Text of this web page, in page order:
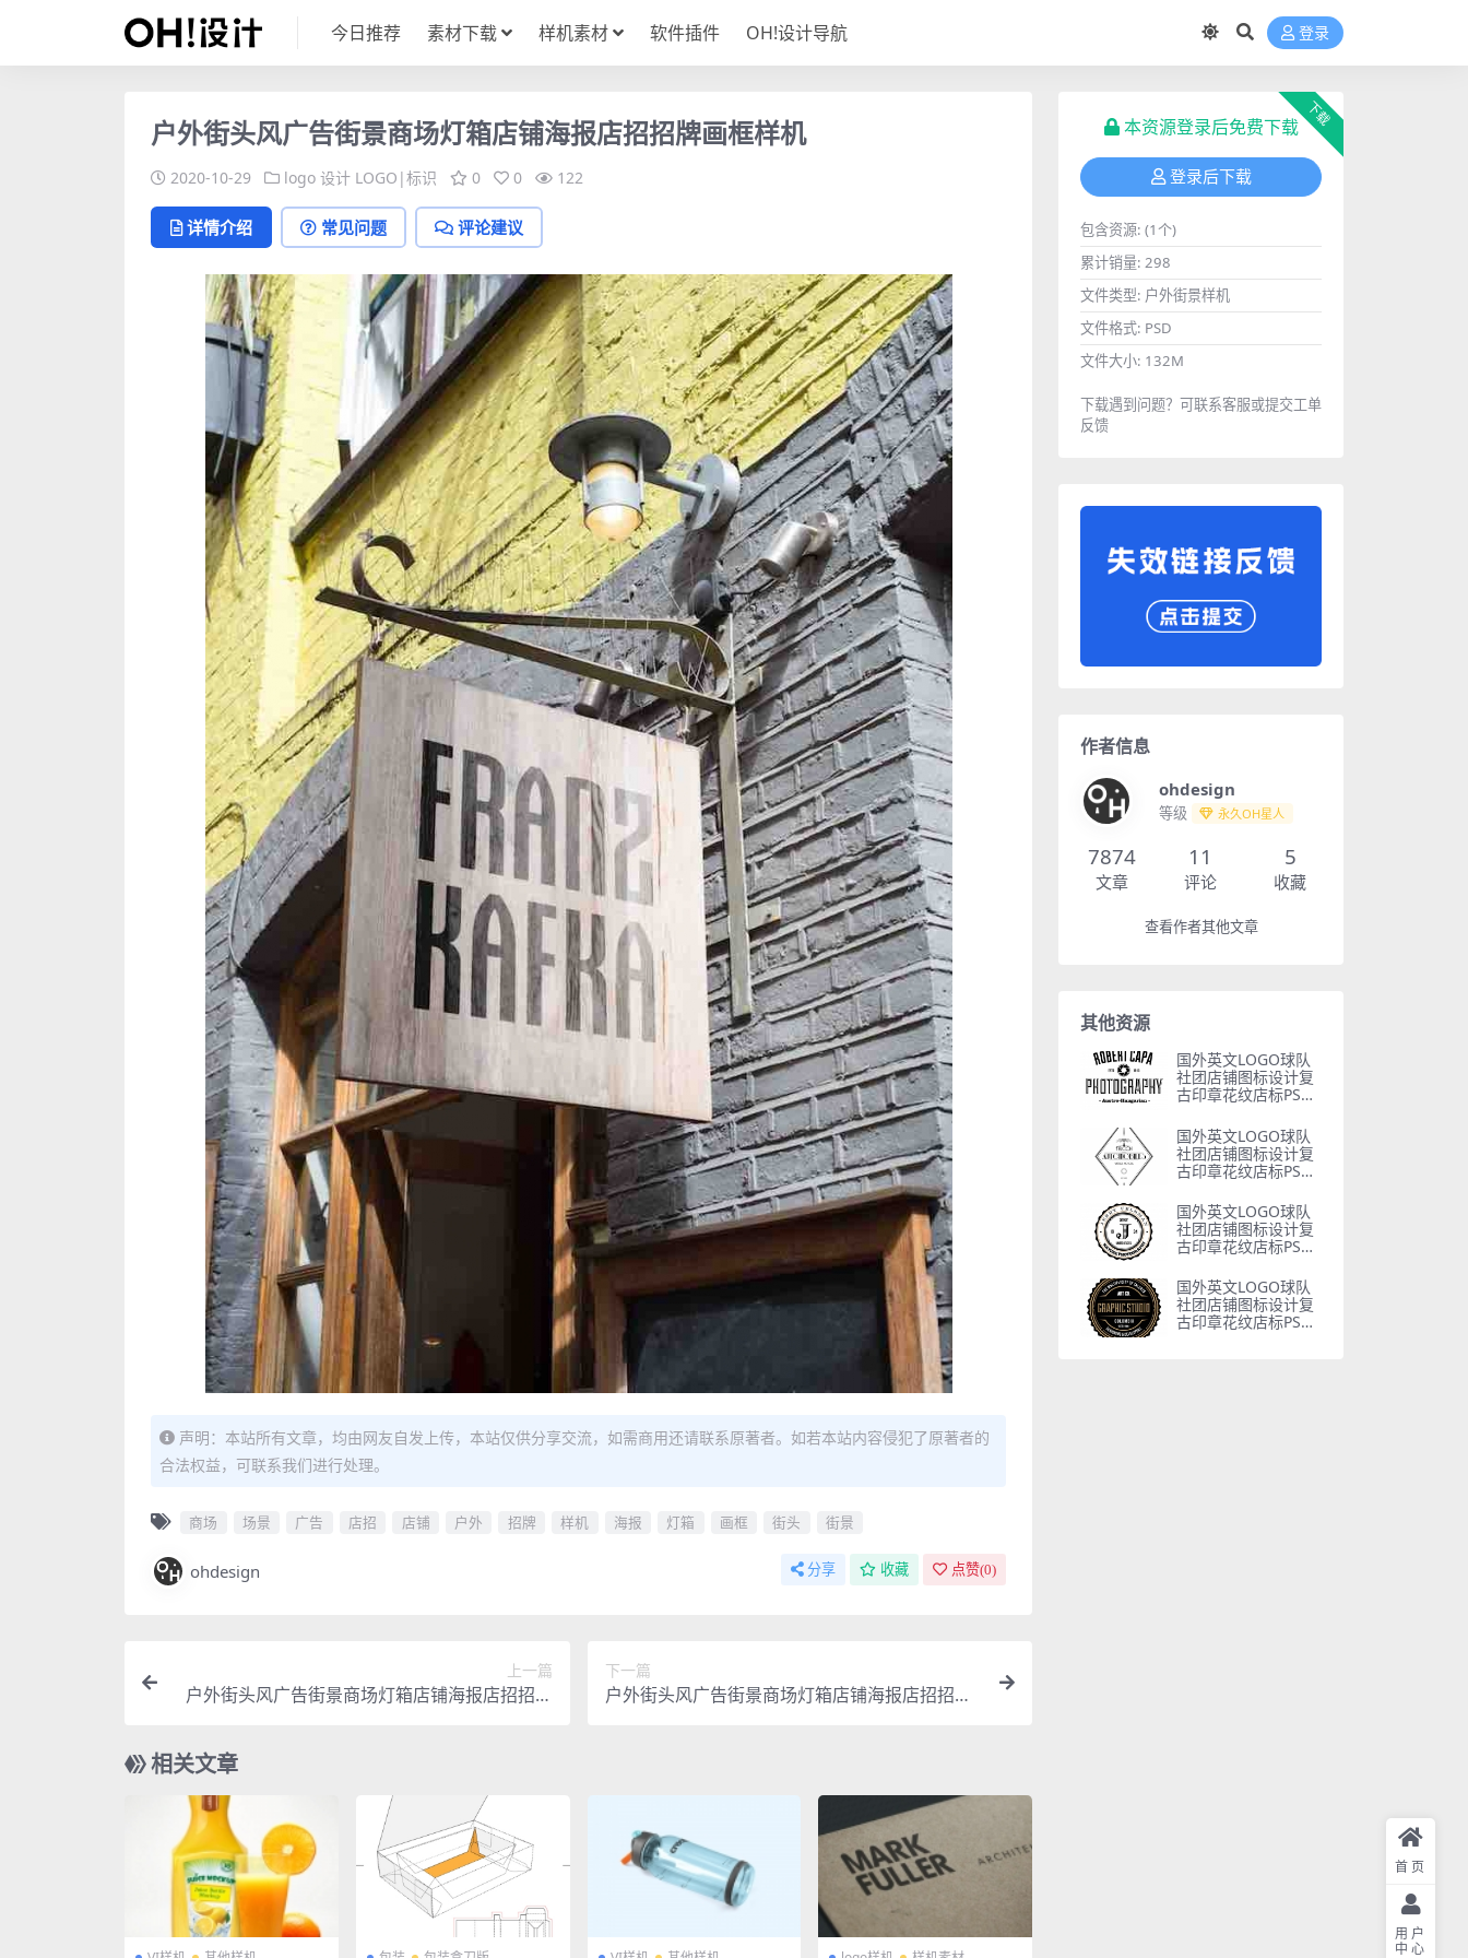
今日推荐 素材下载 样机素材 软件插件 OH!设计导航 登录
户外街头风广告街景商场灯箱店铺海报店招招牌画框样机
2020-10-29 logo 设计 LOGO|标识 0 0 122
详情介绍 常见问题 评论建议
声明：本站所有文章，均由网友自发上传，本站仅供分享交流，如需商用还请联系原著者。如若本站内容侵犯了原著者的
合法权益，可联系我们进行处理。
商场 场景 广告 店招 店铺 户外 招牌 样机 海报 灯箱 画框 街头 街景
ohdesign 分享 收藏 点赞(0)
上一篇
户外街头风广告街景商场灯箱店铺海报店招招牌
下一篇
户外街头风广告街景商场灯箱店铺海报店招招牌
相关文章
下载
本资源登录后免费下载
登录后下载
包含资源: (1个)
累计销量: 298
文件类型: 户外街景样机
文件格式: PSD
文件大小: 132M
下载遇到问题？可联系客服或提交工单
反馈
作者信息
ohdesign
等级 永久OH星人
7874
文章
11
评论
5
收藏
查看作者其他文章
其他资源
国外英文LOGO球队
社团店铺图标设计复
古印章花纹店标PSD
国外英文LOGO球队
社团店铺图标设计复
古印章花纹店标PSD
国外英文LOGO球队
社团店铺图标设计复
古印章花纹店标PSD
国外英文LOGO球队
社团店铺图标设计复
古印章花纹店标PSD
首页
用户
中心